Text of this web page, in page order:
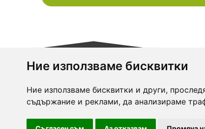
Ние използваме бисквитки
Ние използваме бисквитки и други,
съдържание и реклами, да анализираме